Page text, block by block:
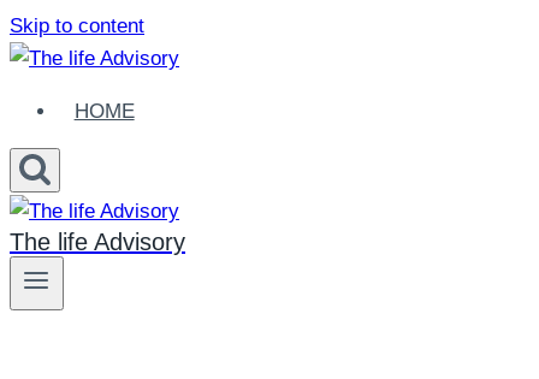
Skip to content
HOME
The life Advisory